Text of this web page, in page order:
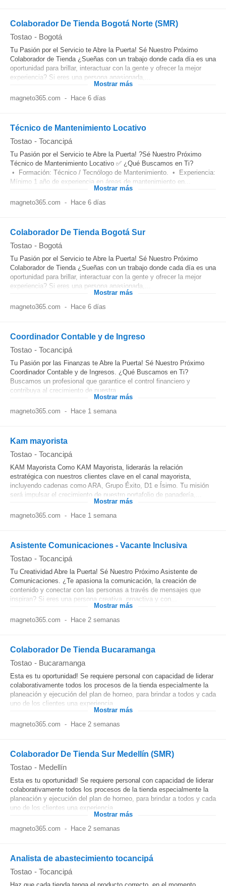
Colaborador De Tienda Bogotá Norte (SMR)
Tostao - Bogotá
Tu Pasión por el Servicio te Abre la Puerta! Sé Nuestro Próximo
Colaborador de Tienda ¿Sueñas con un trabajo donde cada día es una
oportunidad para brillar, interactuar con la gente y ofrecer la mejor
experiencia? Si eres una persona apasionada,...
Mostrar más
magneto365.com - Hace 6 días
Técnico de Mantenimiento Locativo
Tostao - Tocancipá
Tu Pasión por el Servicio te Abre la Puerta! ?Sé Nuestro Próximo
Técnico de Mantenimiento Locativo ✅ ¿Qué Buscamos en Ti?
• Formación: Técnico / Tecnólogo de Mantenimiento. • Experiencia:
Mínimo 1 año de experiencia en áreas de mantenimiento en...
Mostrar más
magneto365.com - Hace 6 días
Colaborador De Tienda Bogotá Sur
Tostao - Bogotá
Tu Pasión por el Servicio te Abre la Puerta! Sé Nuestro Próximo
Colaborador de Tienda ¿Sueñas con un trabajo donde cada día es una
oportunidad para brillar, interactuar con la gente y ofrecer la mejor
experiencia? Si eres una persona apasionada,...
Mostrar más
magneto365.com - Hace 6 días
Coordinador Contable y de Ingreso
Tostao - Tocancipá
Tu Pasión por las Finanzas te Abre la Puerta! Sé Nuestro Próximo
Coordinador Contable y de Ingresos. ¿Qué Buscamos en Ti?
Buscamos un profesional que garantice el control financiero y
contribuya al crecimiento de nuestra...
Mostrar más
magneto365.com - Hace 1 semana
Kam mayorista
Tostao - Tocancipá
KAM Mayorista Como KAM Mayorista, liderarás la relación
estratégica con nuestros clientes clave en el canal mayorista,
incluyendo cadenas como ARA, Grupo Éxito, D1 e Ísimo. Tu misión
será impulsar el crecimiento de nuestro portafolio de panadería,...
Mostrar más
magneto365.com - Hace 1 semana
Asistente Comunicaciones - Vacante Inclusiva
Tostao - Tocancipá
Tu Creatividad Abre la Puerta! Sé Nuestro Próximo Asistente de
Comunicaciones. ¿Te apasiona la comunicación, la creación de
contenido y conectar con las personas a través de mensajes que
inspiran? Si eres una persona creativa, proactiva y con...
Mostrar más
magneto365.com - Hace 2 semanas
Colaborador De Tienda Bucaramanga
Tostao - Bucaramanga
Esta es tu oportunidad! Se requiere personal con capacidad de liderar
colaborativamente todos los procesos de la tienda especialmente la
planeación y ejecución del plan de horneo, para brindar a todos y cada
uno de los clientes una experiencia...
Mostrar más
magneto365.com - Hace 2 semanas
Colaborador De Tienda Sur Medellín (SMR)
Tostao - Medellín
Esta es tu oportunidad! Se requiere personal con capacidad de liderar
colaborativamente todos los procesos de la tienda especialmente la
planeación y ejecución del plan de horneo, para brindar a todos y cada
uno de los clientes una experiencia...
Mostrar más
magneto365.com - Hace 2 semanas
Analista de abastecimiento tocancipá
Tostao - Tocancipá